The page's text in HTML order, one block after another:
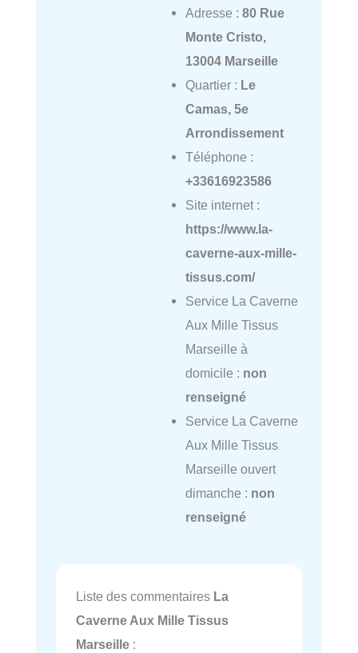
Adresse : 80 Rue
Monte Cristo,
13004 Marseille
Quartier : Le
Camas, 5e
Arrondissement
Téléphone :
+33616923586
Site internet :
https://www.la-
caverne-aux-mille-
tissus.com/
Service La Caverne
Aux Mille Tissus
Marseille à
domicile : non
renseigné
Service La Caverne
Aux Mille Tissus
Marseille ouvert
dimanche : non
renseigné
Liste des commentaires La
Caverne Aux Mille Tissus
Marseille :